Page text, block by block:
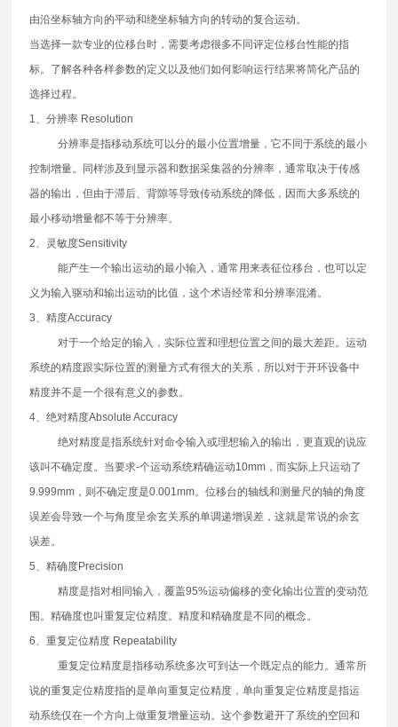
由沿坐标轴方向的平动和绕坐标轴方向的转动的复合运动。
当选择一款专业的位移台时，需要考虑很多不同评定位移台性能的指
标。了解各种各样参数的定义以及他们如何影响运行结果将简化产品的
选择过程。
1、分辨率 Resolution
分辨率是指移动系统可以分的最小位置增量，它不同于系统的最小
控制增量。同样涉及到显示器和数据采集器的分辨率，通常取决于传感
器的输出，但由于滞后、背隙等导致传动系统的降低，因而大多系统的
最小移动增量都不等于分辨率。
2、灵敏度Sensitivity
能产生一个输出运动的最小输入，通常用来表征位移台，也可以定
义为输入驱动和输出运动的比值，这个术语经常和分辨率混淆。
3、精度Accuracy
对于一个给定的输入，实际位置和理想位置之间的最大差距。运动
系统的精度跟实际位置的测量方式有很大的关系，所以对于开环设备中
精度并不是一个很有意义的参数。
4、绝对精度Absolute Accuracy
绝对精度是指系统针对命令输入或理想输入的输出，更直观的说应
该叫不确定度。当要求-个运动系统精确运动10mm，而实际上只运动了
9.999mm，则不确定度是0.001mm。位移台的轴线和测量尺的轴的角度
误差会导致一个与角度呈余玄关系的单调递增误差，这就是常说的余玄
误差。
5、精确度Precision
精度是指对相同输入，覆盖95%运动偏移的变化输出位置的变动范
围。精确度也叫重复定位精度。精度和精确度是不同的概念。
6、重复定位精度 Repeatability
重复定位精度是指移动系统多次可到达一个既定点的能力。通常所
说的重复定位精度指的是单向重复定位精度，单向重复定位精度是指运
动系统仅在一个方向上做重复增量运动。这个参数避开了系统的空回和